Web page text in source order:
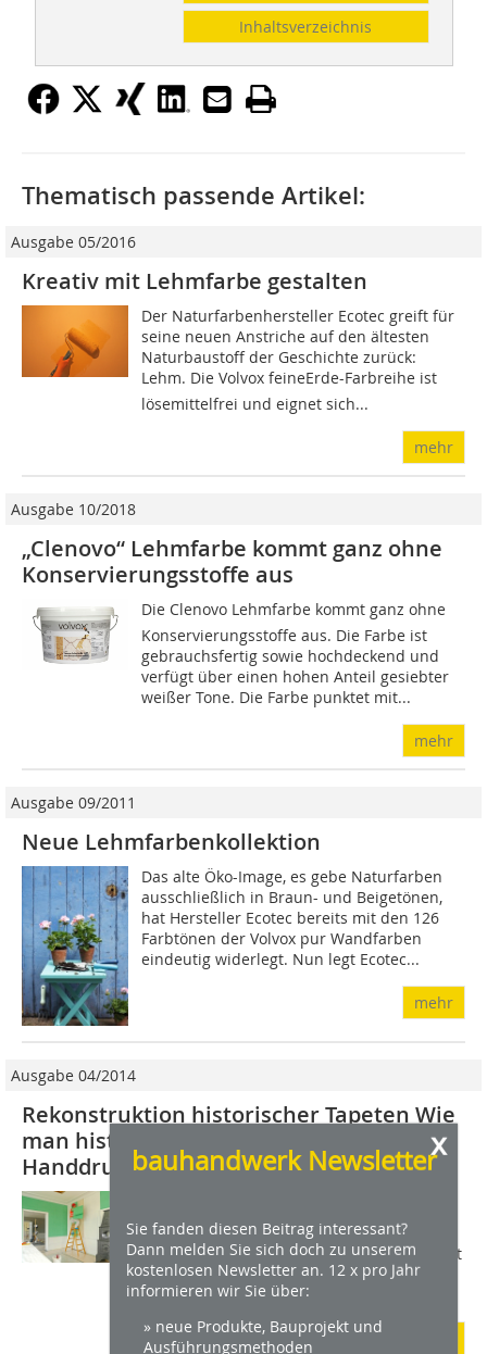
Inhaltsverzeichnis
x
bauhandwerk Newsletter
Sie fanden diesen Beitrag interessant?
Dann melden Sie sich doch zu unserem
kostenlosen Newsletter an. 12 x pro Jahr
informieren wir Sie über:
» neue Produkte, Bauprojekt und
Ausführungsmethoden
Thematisch passende Artikel:
Ausgabe 05/2016
Kreativ mit Lehmfarbe gestalten
Der Naturfarbenhersteller Ecotec greift für
seine neuen Anstriche auf den ältesten
Naturbaustoff der Geschichte zurück:
Lehm. Die Volvox feineErde-Farbreihe ist
lösemittelfrei und eignet sich...
mehr
Ausgabe 10/2018
„Clenovo“ Lehmfarbe kommt ganz ohne
Konservierungsstoffe aus
Die Clenovo Lehmfarbe kommt ganz ohne
Konservierungsstoffe aus. Die Farbe ist
gebrauchsfertig sowie hochdeckend und
verfügt über einen hohen Anteil gesiebter
weißer Tone. Die Farbe punktet mit...
mehr
Ausgabe 09/2011
Neue Lehmfarbenkollektion
Das alte Öko-Image, es gebe Naturfarben
ausschließlich in Braun- und Beigetönen,
hat Hersteller Ecotec bereits mit den 126
Farbtönen der Volvox pur Wandfarben
eindeutig widerlegt. Nun legt Ecotec...
mehr
Ausgabe 04/2014
Rekonstruktion historischer Tapeten Wie
man historische Wandverkleidungen mit
Handdruckmodeln herstellen kann
Tapetum, was Gewebe bedeutet. Der Weg
zu unserer heutigen bezahlbaren Tapete ist
über viele Stationen sehr lang. Vorläufer
waren Wandteppiche und...